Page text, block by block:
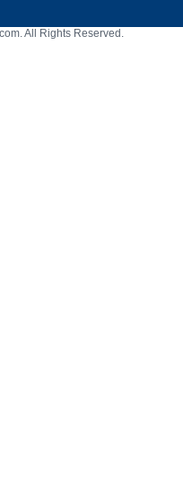
All Rights Reserved.